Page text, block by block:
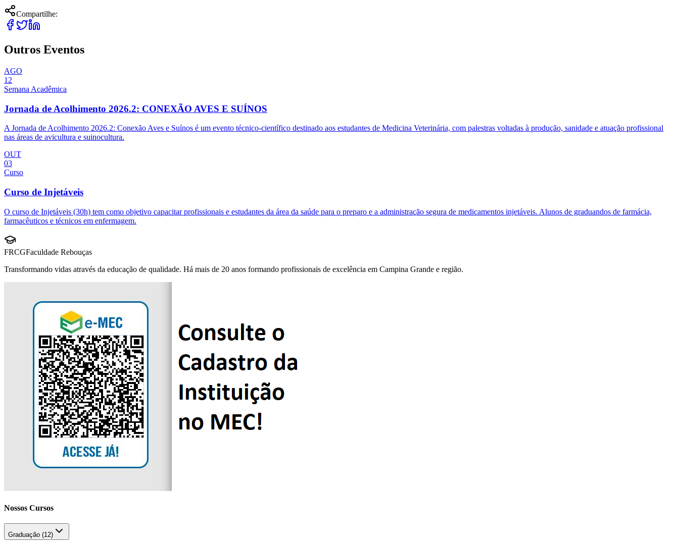
Compartilhe:
Outros Eventos
AGO
12
Semana Acadêmica
Jornada de Acolhimento 2026.2: CONEXÃO AVES E SUÍNOS
A Jornada de Acolhimento 2026.2: Conexão Aves e Suínos é um evento técnico-científico destinado aos estudantes de Medicina Veterinária, com palestras voltadas à produção, sanidade e atuação profissional
nas áreas de avicultura e suinocultura.
OUT
03
Curso
Curso de Injetáveis
O curso de Injetáveis (30h) tem como objetivo capacitar profissionais e estudantes da área da saúde para o preparo e a administração segura de medicamentos injetáveis. Alunos de graduandos de farmácia,
farmacêuticos e técnicos em enfermagem.
FRCGFaculdade Rebouças
Transformando vidas através da educação de qualidade. Há mais de 20 anos formando profissionais de excelência em Campina Grande e região.
Nossos Cursos
Graduação (12)